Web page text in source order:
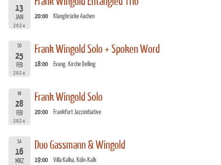
13
JAN
2024
20:00 Klangbrücke Aachen
SO
25
FEB
2024
Frank Wingold Solo + Spoken Word
18:00 Evang. Kirche Delling
MI
28
FEB
2024
Frank Wingold Solo
20:00 Frankfurt Jazzinitiative
SA
16
MRZ
Duo Gassmann & Wingold
19:00 Villa Kalka, Köln-Kalk